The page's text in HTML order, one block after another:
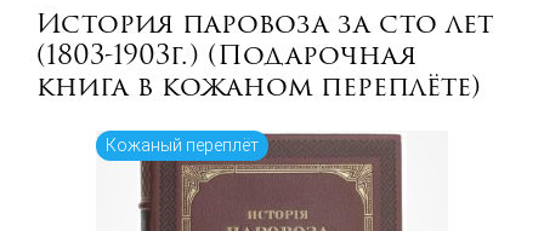
История паровоза за сто лет
(1803-1903г.) (Подарочная
книга в кожаном переплёте)
Кожаный переплёт